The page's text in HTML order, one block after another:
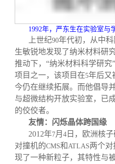
1992年，严东生在实验室与
上世纪90年代初，从中
生敏锐地发现了纳米材料研
推动下，“纳米材料科学研究
项目之一，该项目在5年后又
今仍在继续拓展。而他倡导
与超微结构开放实验室，已
的佼佼者。
友情：闪烁晶体跨国缘
2012年7月 4 日，欧洲核
对撞机的CMS和 ATLAS两个
现了一种新粒子，其特性与